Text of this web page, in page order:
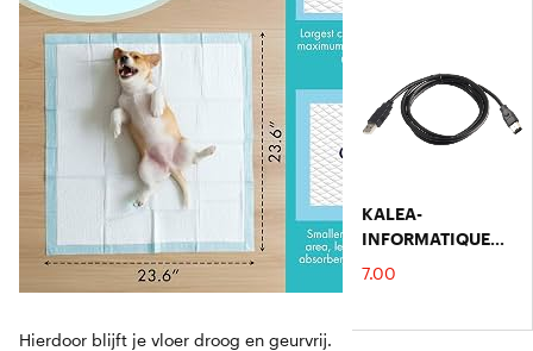
Hierdoor blijft je vloer droog en geurvrij.
KALEA-
INFORMATIQUE
FireWire-
7.00